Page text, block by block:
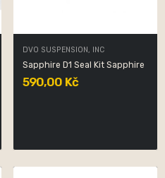
DVO SUSPENSION, INC
Sapphire D1 Seal Kit Sapphire
590,00 Kč